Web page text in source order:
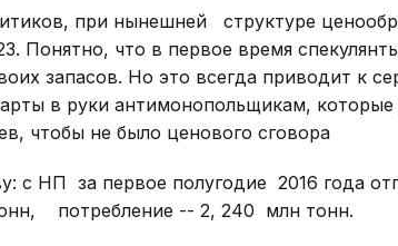
при нынешней структуре
Понятно, что в первое время
запасов. Но это всегда приводит к
в руки антимонопольщикам,
чтобы не было ценового сговора
с НП за первое полугодие 2016 года
потребление -- 2, 240 млн тонн.